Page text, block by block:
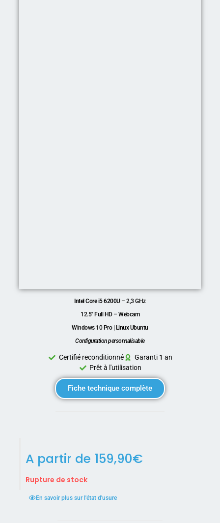
Intel Core i5 6200U– 2,3 GHz
12.5″ Full HD – Webcam
Windows 10 Pro | Linux Ubuntu
Configuration personnalisable
Certifié reconditionné
Garanti 1 an
Prêt à l'utilisation
Fiche technique complète
A partir de 159,90€
Rupture de stock
En savoir plus sur l'état d'usure